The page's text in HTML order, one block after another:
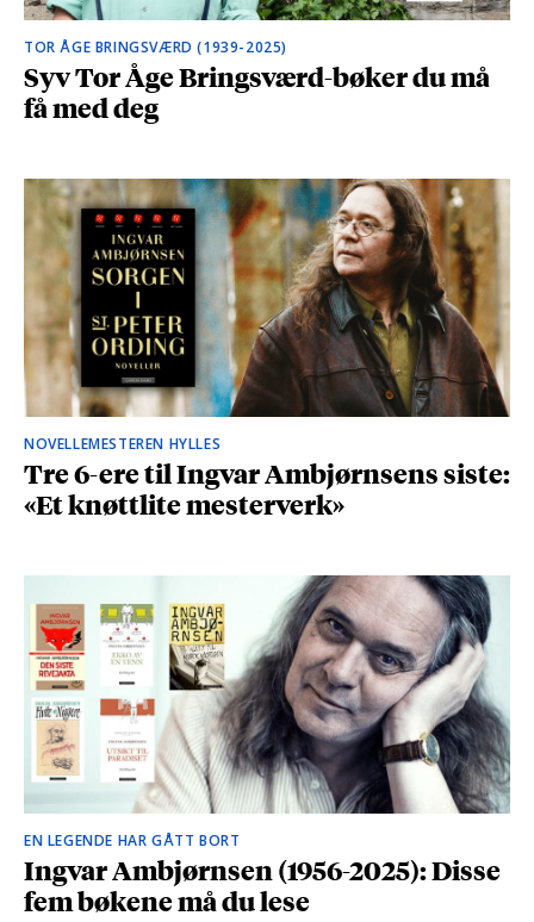
TOR ÅGE BRINGSVÆRD (1939-2025)
Syv Tor Åge Bringsværd-bøker du må
få med deg
NOVELLEMESTEREN HYLLES
Tre 6-ere til Ingvar Ambjørnsens siste:
«Et knøttlite mesterverk»
EN LEGENDE HAR GÅTT BORT
Ingvar Ambjørnsen (1956-2025): Disse
fem bøkene må du lese